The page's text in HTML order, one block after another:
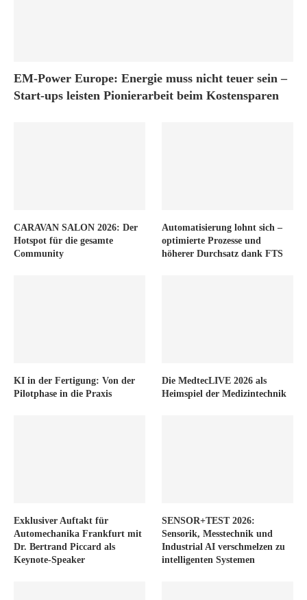
EM-Power Europe: Energie muss nicht teuer sein –
Start-ups leisten Pionierarbeit beim Kostensparen
CARAVAN SALON 2026: Der
Hotspot für die gesamte
Community
Automatisierung lohnt sich –
optimierte Prozesse und
höherer Durchsatz dank FTS
KI in der Fertigung: Von der
Pilotphase in die Praxis
Die MedtecLIVE 2026 als
Heimspiel der Medizintechnik
Exklusiver Auftakt für
Automechanika Frankfurt mit
Dr. Bertrand Piccard als
Keynote-Speaker
SENSOR+TEST 2026:
Sensorik, Messtechnik und
Industrial AI verschmelzen zu
intelligenten Systemen